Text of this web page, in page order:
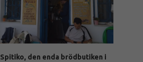
Spitiko, den enda brödbutiken i